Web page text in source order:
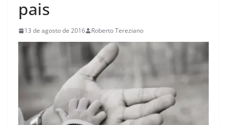
pais
13 de agosto de 2016 Roberto Tereziano